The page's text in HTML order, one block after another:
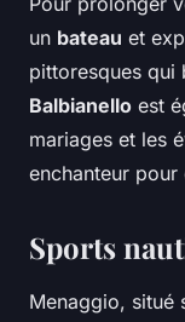
un bateau et
pittoresques qui
Balbianello est
mariages et les
enchanteur
Sports
Menaggio, situé